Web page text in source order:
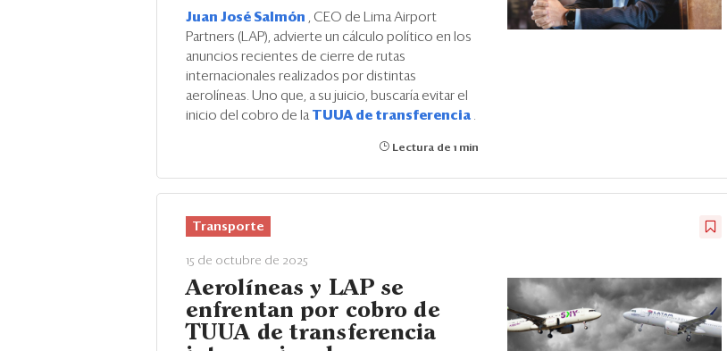
Juan José Salmón , CEO de Lima Airport
Partners (LAP), advierte un cálculo político en los
anuncios recientes de cierre de rutas
internacionales realizados por distintas
aerolíneas. Uno que, a su juicio, buscaría evitar el
inicio del cobro de la TUUA de transferencia .
Lectura de 1 min
Transporte
15 de octubre de 2025
Aerolíneas y LAP se
enfrentan por cobro de
TUUA de transferencia